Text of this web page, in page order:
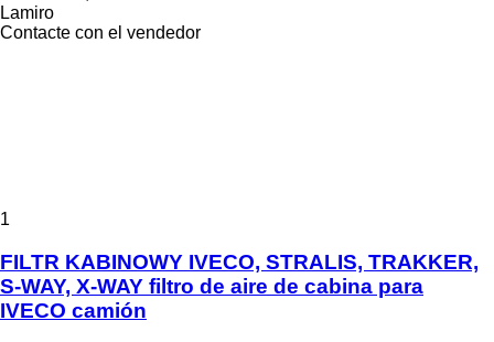
Lamiro
Contacte con el vendedor
1
FILTR KABINOWY IVECO, STRALIS, TRAKKER,
S-WAY, X-WAY filtro de aire de cabina para
IVECO camión